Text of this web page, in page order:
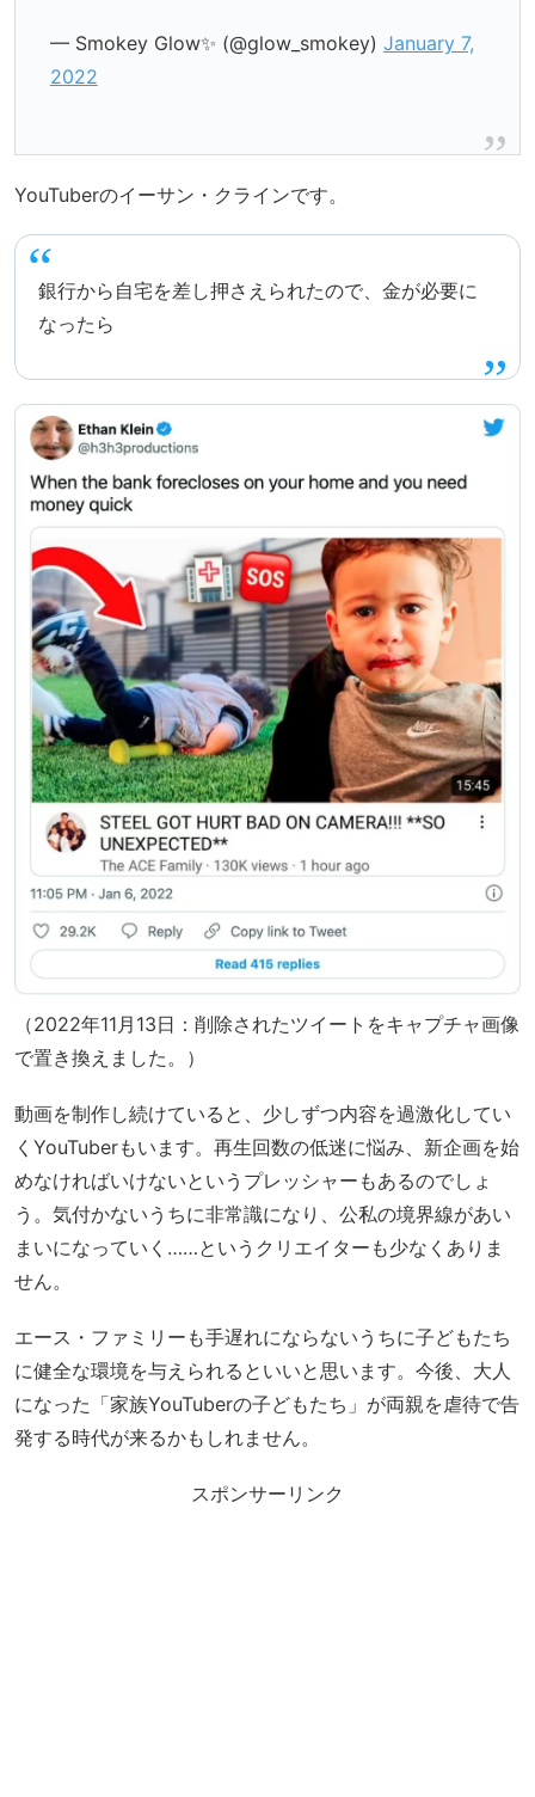
— Smokey Glow✨ (@glow_smokey) January 7,
2022
YouTuberのイーサン・クラインです。
銀行から自宅を差し押さえられたので、金が必要に
なったら
（2022年11月13日：削除されたツイートをキャプチャ画像
で置き換えました。）
動画を制作し続けていると、少しずつ内容を過激化してい
くYouTuberもいます。再生回数の低迷に悩み、新企画を始
めなければいけないというプレッシャーもあるのでしょ
う。気付かないうちに非常識になり、公私の境界線があい
まいになっていく……というクリエイターも少なくありま
せん。
エース・ファミリーも手遅れにならないうちに子どもたち
に健全な環境を与えられるといいと思います。今後、大人
になった「家族YouTuberの子どもたち」が両親を虐待で告
発する時代が来るかもしれません。
スポンサーリンク